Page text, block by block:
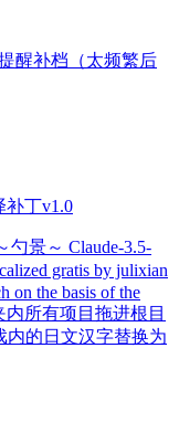
醒补档（太频繁后
补丁v1.0
景～ Claude-3.5-
gratis by julixian
on the basis of the
内所有项目拖进根目
内的日文汉字替换为